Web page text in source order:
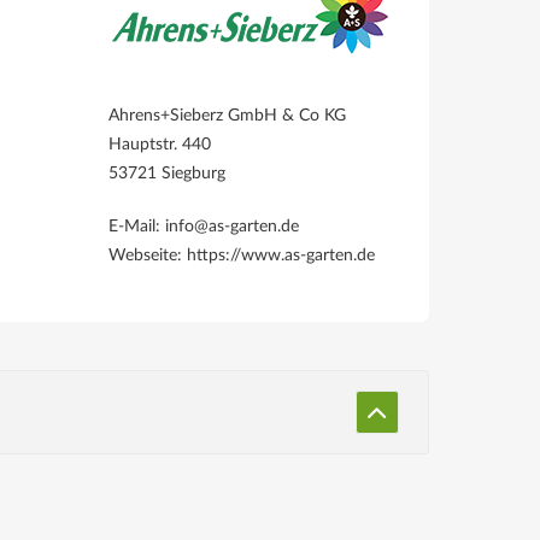
Ahrens+Sieberz GmbH & Co KG
Hauptstr. 440
53721 Siegburg
E-Mail: info@as-garten.de
Webseite: https://www.as-garten.de